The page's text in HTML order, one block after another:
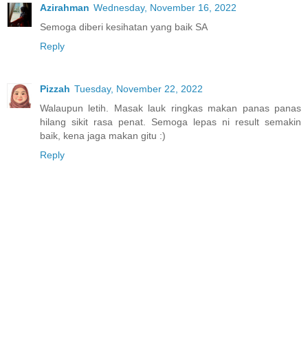
Azirahman Wednesday, November 16, 2022
Semoga diberi kesihatan yang baik SA
Reply
Pizzah Tuesday, November 22, 2022
Walaupun letih. Masak lauk ringkas makan panas panas
hilang sikit rasa penat. Semoga lepas ni result semakin
baik, kena jaga makan gitu :)
Reply